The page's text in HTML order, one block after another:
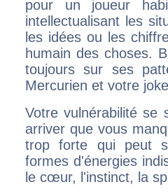
pour un joueur
intellectualisant les
les idées ou les
humain des choses.
toujours sur ses
Mercurien et votre
Votre vulnérabilité se
arriver que vous
trop forte qui peut
formes d'énergies
le cœur, l'instinct, la